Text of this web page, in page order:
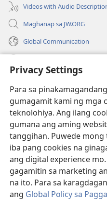
Privacy Settings
Para sa
gumagamit kami ng mga
teknolohiya. Ang ilang
gumana ang aming
tanggihan. Puwede
iba pang cookies na
ang digital experience
gagamitin sa marketing
na ito. Para sa
ang Global Policy sa
Videos with Audio
Maghanap sa JW.ORG
Global Communication
(may
na
bagong
window)
Watchtower ONLINE
(may
bubukas
na
bagong
window)
JW Hub ®
(may
bubukas
bagong
window)
JW Library ®
Watchtower Library®